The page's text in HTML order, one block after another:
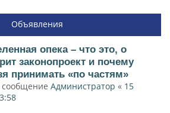
Объявления
опека – что это, о
законопроект и почему
принимать «по частям»
сообщение Администратор « 15